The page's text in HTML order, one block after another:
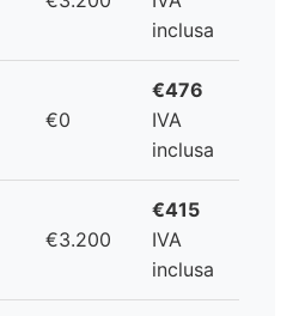
inclusa
€0
€476
IVA
inclusa
€3.200
€415
IVA
inclusa